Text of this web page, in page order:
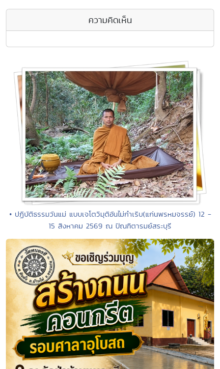
ความคิดเห็น
• ปฏิบัติธรรมวันแม่ แบบเจโตวิมุติอันไม่กำเริบ(แก่นพรหมจรรย์) 12 -
15 สิงหาคม 2569 ณ ปัณฑิตารมย์สระบุรี